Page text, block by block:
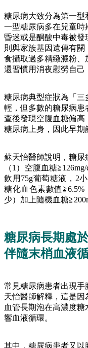
糖尿病大致分為第一
一型糖尿病多在兒童
昏迷或是酮酸中毒被
則與家族基因遺傳有
食攝取過多精緻澱粉
還習慣用消夜慰勞自己
糖尿病典型症狀為「
輕，但多數的糖尿病
查後發現空腹血糖偏
糖尿病上身，因此早期
蘇天怡醫師說明，糖尿
（1）空腹血糖
飲用75g葡萄糖液，2
糖化血色素數值
少）加上隨機血糖
糖尿病長期處
伴隨末梢血液
常見糖尿病患者出現
天怡醫師解釋，這是
血管長期泡在高濃度
響血液循環。
其中，糖尿病患者又以